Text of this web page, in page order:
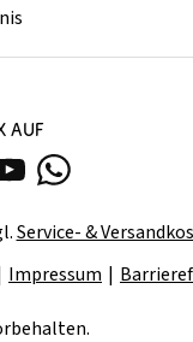
AUF
Service- &
Impressum